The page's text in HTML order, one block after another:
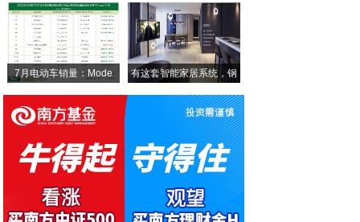
贵州省平塘县县委书记臧侃率队赴广东省开展
7月电动车销量：Mode
有这套智能家居系统，钢